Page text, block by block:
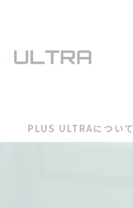
PLUS ULTRAについて